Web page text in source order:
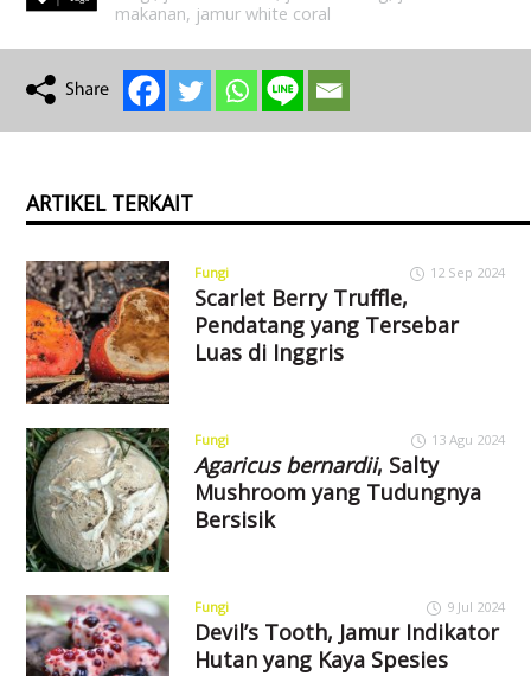
makanan, jamur white coral
ARTIKEL TERKAIT
Fungi 12 Sep 2024
Scarlet Berry Truffle,
Pendatang yang Tersebar
Luas di Inggris
Fungi 13 Agu 2024
Agaricus bernardii, Salty
Mushroom yang Tudungnya
Bersisik
Fungi 9 Jul 2024
Devil’s Tooth, Jamur Indikator
Hutan yang Kaya Spesies